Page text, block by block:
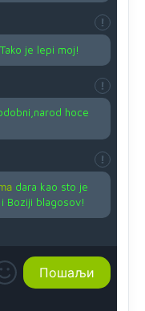
je lepi moj!
hoce
dara kao sto je
Boziji blagosov!